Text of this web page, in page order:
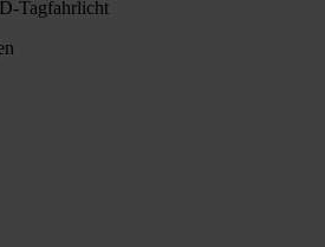
Tag­fahr­licht